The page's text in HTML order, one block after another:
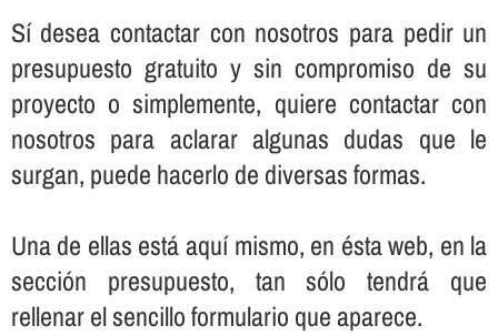
Sí­ desea contactar con nosotros para pedir un
presupuesto gratuito y sin compromiso de su
proyecto o simplemente, quiere contactar con
nosotros para aclarar algunas dudas que le
surgan, puede hacerlo de diversas formas.
Una de ellas está aquí­ mismo, en ésta web, en la
sección presupuesto, tan sólo tendrá que
rellenar el sencillo formulario que aparece.